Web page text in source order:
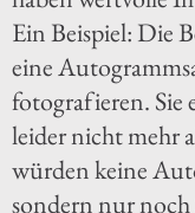
Ein Beispiel: Die
eine
fotografieren. Sie
leider nicht mehr
würden keine
sondern nur